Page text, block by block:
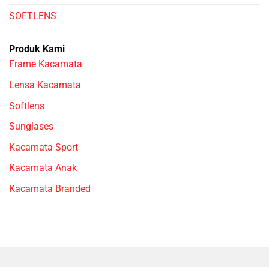
SOFTLENS
Produk Kami
Frame Kacamata
Lensa Kacamata
Softlens
Sunglases
Kacamata Sport
Kacamata Anak
Kacamata Branded